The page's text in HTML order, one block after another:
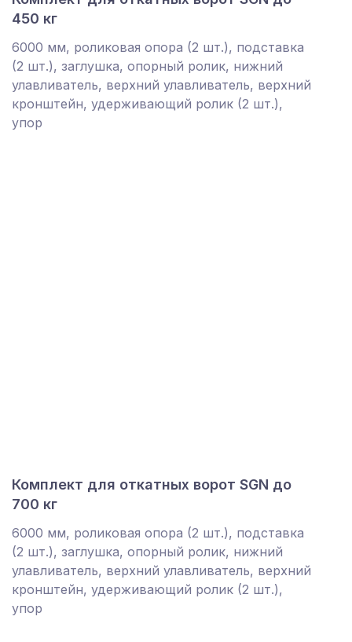
450 кг
6000 мм, роликовая опора (2 шт.), подставка
(2 шт.), заглушка, опорный ролик, нижний
улавливатель, верхний улавливатель, верхний
кронштейн, удерживающий ролик (2 шт.),
упор
Комплект для откатных ворот SGN до
700 кг
6000 мм, роликовая опора (2 шт.), подставка
(2 шт.), заглушка, опорный ролик, нижний
улавливатель, верхний улавливатель, верхний
кронштейн, удерживающий ролик (2 шт.),
упор